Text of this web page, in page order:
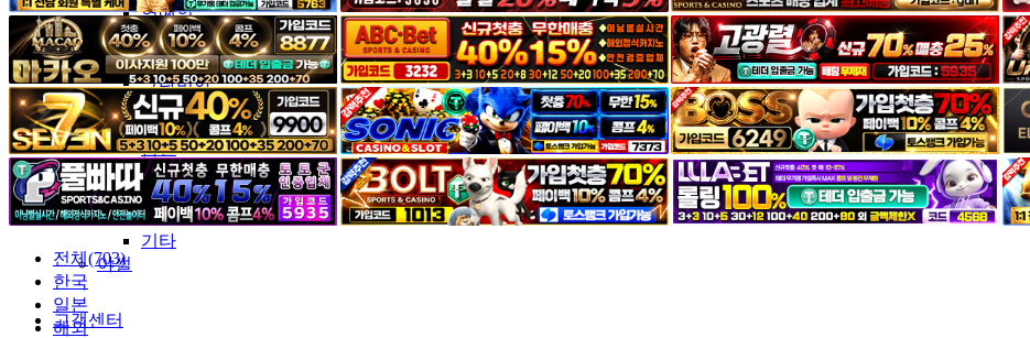
연예인
서양
모델
그라비아
코스프레
BJ
품번
후방주의
움짤
스포츠
기타
야썰
고객센터
전체(703)
한국
일본
해외